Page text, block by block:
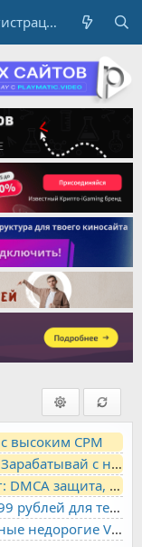
Регистрация
высоким CPM
Партнерская программа VAVADA - Зарабатывай с нами!
DarkHost - Ваш надежный хостинг: DMCA защита, лояльность, анонимность
LITE.HOST - хостинг и серверы от 99 рублей для тех, кто любит не переплачивать. Доступ по SSH, поддержка PHP, GIT, COMPOSER, сертификаты Let's Encrypt
✅ rdp.monster | высококачественные недорогие VPS, RDP - выделенные серверы